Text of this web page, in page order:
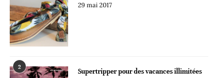
29 mai 2017
2
Supertripper pour des vacances illimitées